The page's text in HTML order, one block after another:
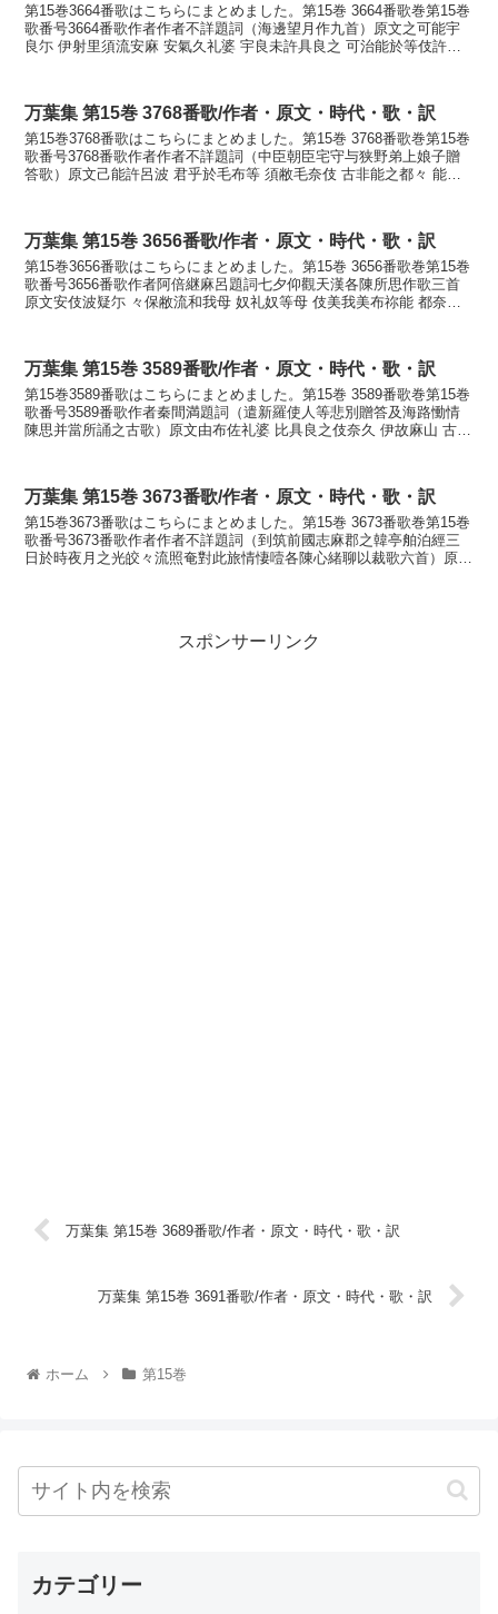
第15巻3664番歌はこちらにまとめました。第15巻 3664番歌巻第15巻
歌番号3664番歌作者作者不詳題詞（海邊望月作九首）原文之可能宇
良尓 伊射里須流安麻 安氣久礼婆 宇良未許具良之 可治能於等伎許由
万葉集 第15巻 3768番歌/作者・原文・時代・歌・訳
第15巻3768番歌はこちらにまとめました。第15巻 3768番歌巻第15巻
歌番号3768番歌作者作者不詳題詞（中臣朝臣宅守与狭野弟上娘子贈
答歌）原文己能許呂波 君乎於毛布等 須敝毛奈伎 古非能之都々 能之
万葉集 第15巻 3656番歌/作者・原文・時代・歌・訳
第15巻3656番歌はこちらにまとめました。第15巻 3656番歌巻第15巻
歌番号3656番歌作者阿倍継麻呂題詞七夕仰觀天漢各陳所思作歌三首
原文安伎波疑尓 々保敝流和我母 奴礼奴等母 伎美我美布祢能 都奈之
万葉集 第15巻 3589番歌/作者・原文・時代・歌・訳
第15巻3589番歌はこちらにまとめました。第15巻 3589番歌巻第15巻
歌番号3589番歌作者秦間満題詞（遣新羅使人等悲別贈答及海路慟情
陳思并當所誦之古歌）原文由布佐礼婆 比具良之伎奈久 伊故麻山 古延
万葉集 第15巻 3673番歌/作者・原文・時代・歌・訳
第15巻3673番歌はこちらにまとめました。第15巻 3673番歌巻第15巻
歌番号3673番歌作者作者不詳題詞（到筑前國志麻郡之韓亭舶泊經三
日於時夜月之光皎々流照奄對此旅情悽噎各陳心緒聊以裁歌六首）原文
スポンサーリンク
万葉集 第15巻 3689番歌/作者・原文・時代・歌・訳
万葉集 第15巻 3691番歌/作者・原文・時代・歌・訳
ホーム 第15巻
カテゴリー